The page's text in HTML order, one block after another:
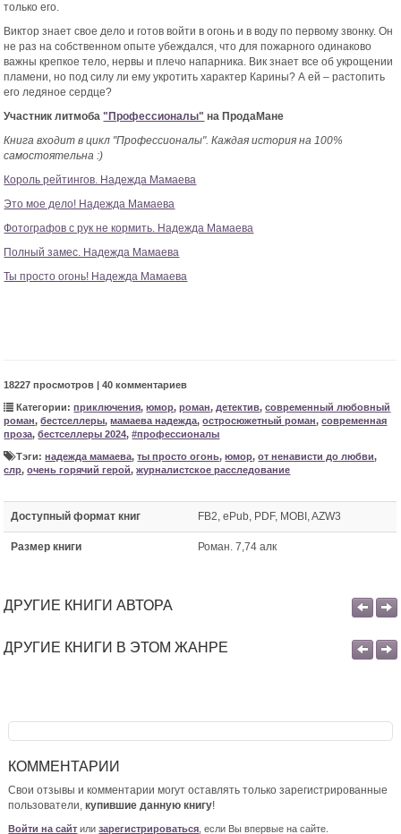
только его.
Виктор знает свое дело и готов войти в огонь и в воду по первому звонку. Он
не раз на собственном опыте убеждался, что для пожарного одинаково
важны крепкое тело, нервы и плечо напарника. Вик знает все об укрощении
пламени, но под силу ли ему укротить характер Карины? А ей – растопить
его ледяное сердце?
Участник литмоба"Профессионалы" на ПродаМане
Книга входит в цикл "Профессионалы". Каждая история на 100%
самостоятельна :)
Король рейтингов. Надежда Мамаева
Это мое дело! Надежда Мамаева
Фотографов с рук не кормить. Надежда Мамаева
Полный замес. Надежда Мамаева
Ты просто огонь! Надежда Мамаева
18227 просмотров | 40 комментариев
Категории:приключения,юмор,роман, детектив,современный любовный
роман,бестселлеры,мамаева надежда,остросюжетный роман,современная
проза,бестселлеры 2024,#профессионалы
Тэги:надежда мамаева,ты просто огонь,юмор,от ненависти до любви,
слр,очень горячий герой,журналистское расследование
Доступный формат книг FB2, ePub, PDF, MOBI, AZW3
Размер книги Роман. 7,74 алк
ДРУГИЕ КНИГИ АВТОРА
ДРУГИЕ КНИГИ В ЭТОМ ЖАНРЕ
КОММЕНТАРИИ
Свои отзывы и комментарии могут оставлять только зарегистрированные
пользователи,купившие данную книгу!
Войти на сайт илизарегистрироваться , если Вы впервые на сайте.